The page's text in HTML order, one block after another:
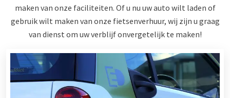
maken van onze faciliteiten. Of u nu uw auto wilt laden of
gebruik wilt maken van onze fietsenverhuur, wij zijn u graag
van dienst om uw verblijf onvergetelijk te maken!